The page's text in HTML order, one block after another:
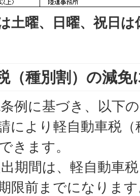
土曜、日曜、祝日
（種別割）の減免
例に基づき、以下
により軽自動車税
きます。
期間は、軽自動車
限前までになりま